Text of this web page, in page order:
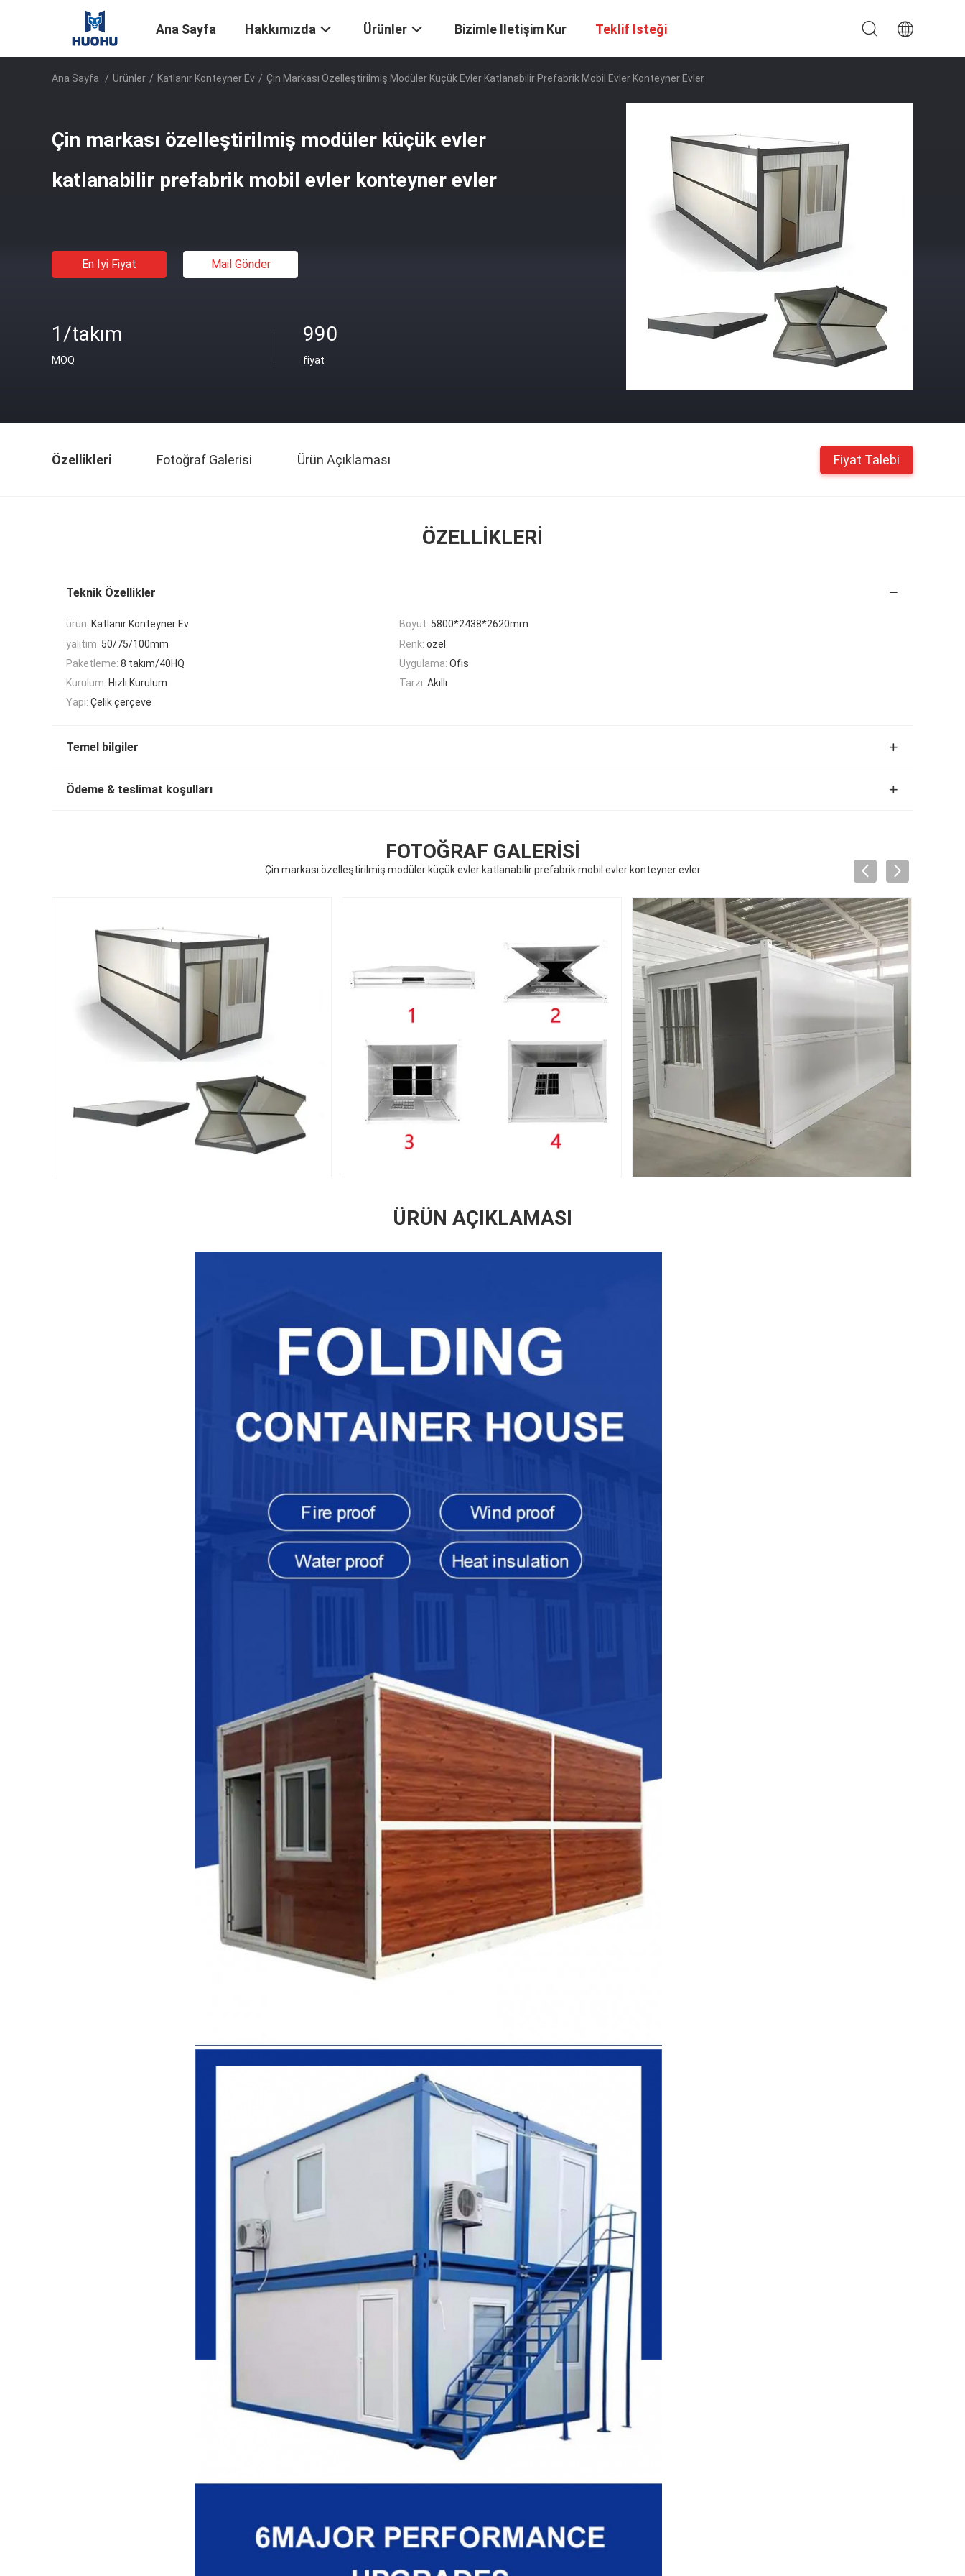
Ana Sayfa Hakkımızda Ürünler Bizimle Iletişim Kur Teklif Isteği
Ana Sayfa / Ürünler / Katlanır Konteyner Ev / Çin Markası Özelleştirilmiş Modüler Küçük Evler Katlanabilir Prefabrik Mobil Evler Konteyner Evler
Çin markası özelleştirilmiş modüler küçük evler
katlanabilir prefabrik mobil evler konteyner evler
En Iyi Fiyat Mail Gönder
1/takım
MOQ
990
fiyat
Özellikleri Fotoğraf Galerisi Ürün Açıklaması Fiyat Talebi
ÖZELLIKLERI
Teknik Özellikler
ürün: Katlanır Konteyner Ev Boyut: 5800*2438*2620mm
yalıtım: 50/75/100mm Renk: özel
Paketleme: 8 takım/40HQ Uygulama: Ofis
Kurulum: Hızlı Kurulum Tarzı: Akıllı
Yapı: Çelik çerçeve
Temel bilgiler
Ödeme & teslimat koşulları
FOTOĞRAF GALERISI
Çin markası özelleştirilmiş modüler küçük evler katlanabilir prefabrik mobil evler konteyner evler
ÜRÜN AÇIKLAMASI